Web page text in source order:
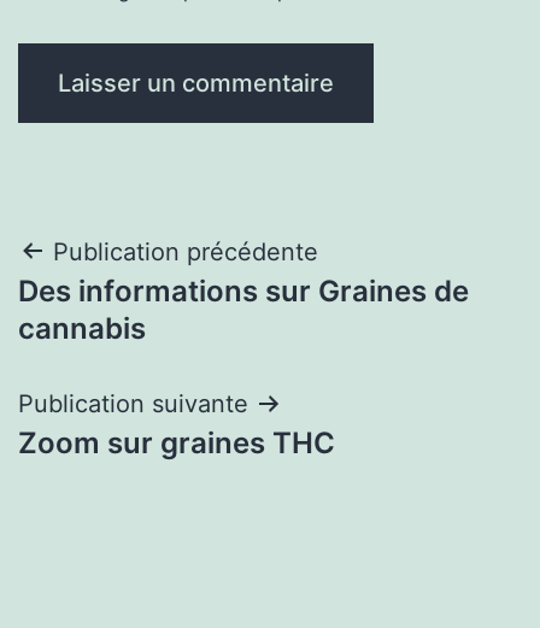
Navigation
de
Publication précédente
Des informations sur Graines de
cannabis
Publication suivante
Zoom sur graines THC